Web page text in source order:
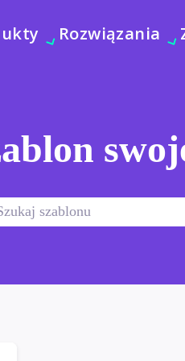
Rozwiązania